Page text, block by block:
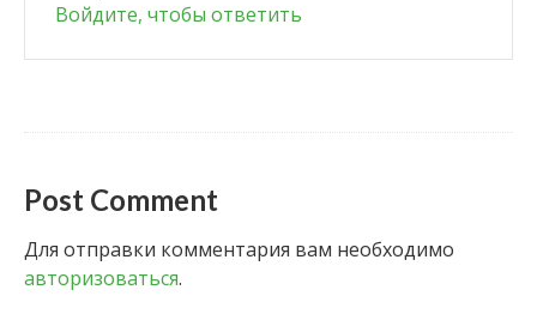
Войдите, чтобы ответить
Post Comment
Для отправки комментария вам необходимо
авторизоваться.